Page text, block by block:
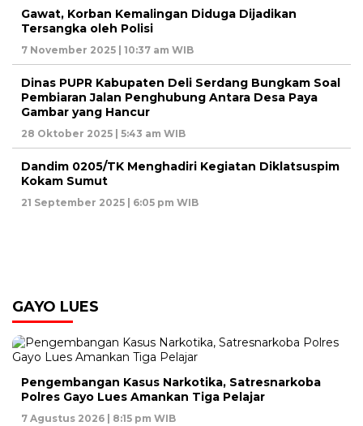
Gawat, Korban Kemalingan Diduga Dijadikan
Tersangka oleh Polisi
7 November 2025 | 10:37 am WIB
Dinas PUPR Kabupaten Deli Serdang Bungkam Soal
Pembiaran Jalan Penghubung Antara Desa Paya
Gambar yang Hancur
28 Oktober 2025 | 5:43 am WIB
Dandim 0205/TK Menghadiri Kegiatan Diklatsuspim
Kokam Sumut
21 September 2025 | 6:05 pm WIB
GAYO LUES
Pengembangan Kasus Narkotika, Satresnarkoba
Polres Gayo Lues Amankan Tiga Pelajar
7 Agustus 2026 | 8:15 pm WIB